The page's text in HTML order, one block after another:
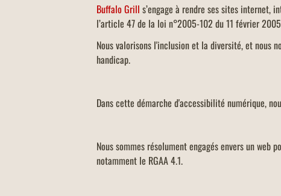
Buffalo Grill s’engage à rendre ses sites internet,
l’article 47 de la loi n°2005-102 du 11 février
Nous valorisons l'inclusion et la diversité, et nous
handicap.
Dans cette démarche d'accessibilité numérique,
Nous sommes résolument engagés envers un web
notamment le RGAA 4.1.